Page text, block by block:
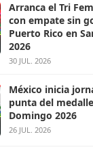
Arranca el Tri
con empate sin
Puerto Rico en
2026
30 JUL. 2026
México inicia
punta del
Domingo 2026
26 JUL. 2026